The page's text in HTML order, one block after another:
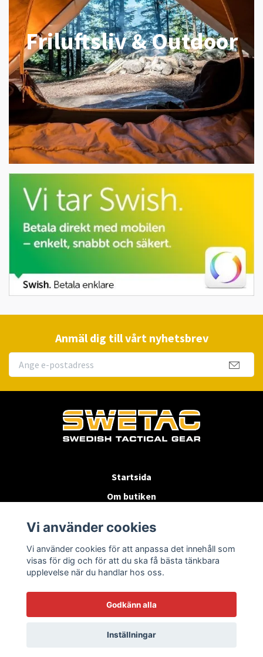
Friluftsliv & Outdoor
Anmäl dig till vårt nyhetsbrev
Startsida
Om butiken
Byten & Returer
Kontakta oss
Vi använder cookies
Vi använder cookies för att anpassa det innehåll som
visas för dig och för att du ska få bästa tänkbara
upplevelse när du handlar hos oss.
Godkänn alla
Inställningar